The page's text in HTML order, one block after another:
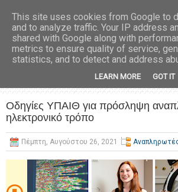
Οδηγίες ΥΠΑΙΘ για πρόσληψη
ηλεκτρονικό τρόπο
Πέμπτη, Αυγούστου 26, 2021
This site uses cookies from Google to
and to analyze traffic. Your IP address
shared with Google along with
metrics to ensure quality of service,
statistics, and to detect and address
LEARN MORE GOT IT